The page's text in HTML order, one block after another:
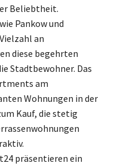
Beliebtheit.
Pankow und
an
diese begehrten
Stadtbewohner. Das
am
Wohnungen in der
Kauf, die stetig
präsentieren ein